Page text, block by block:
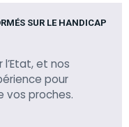
SUR LE HANDICAP
et nos
pour
vos proches.